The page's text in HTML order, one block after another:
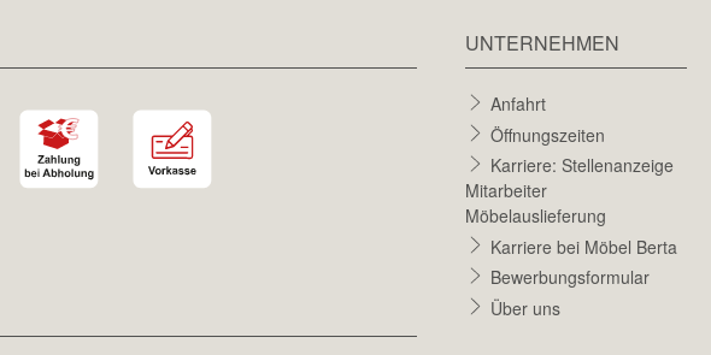
UNTERNEHMEN
Anfahrt
Öffnungszeiten
Karriere: Stellenanzeige
Mitarbeiter
Möbelauslieferung
Karriere bei Möbel Berta
Bewerbungsformular
Über uns